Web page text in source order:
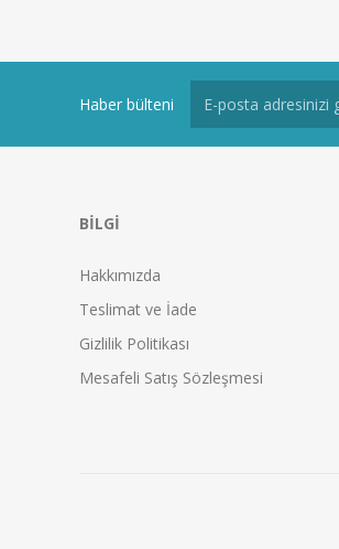
Haber bülteni
BILGI
Hakkımızda
Teslimat ve İade
Gizlilik Politikası
Mesafeli Satış Sözleşmesi